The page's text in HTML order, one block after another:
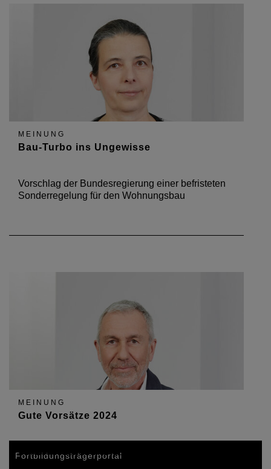
MEINUNG
Bau-Turbo ins Ungewisse
Vorschlag der Bundesregierung einer befristeten
Sonderregelung für den Wohnungsbau
MEINUNG
Gute Vorsätze 2024
Bürokratieabbau und lösungsorientiertes Handeln
Fortbildungsträgerportal